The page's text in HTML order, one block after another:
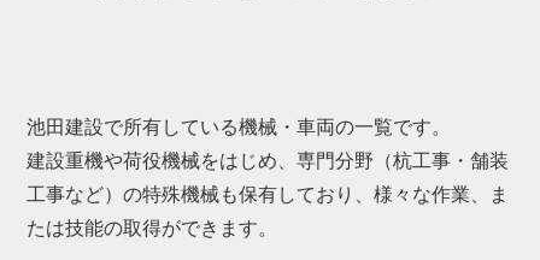
池田建設で所有している機械・車両の一覧です。
建設重機や荷役機械をはじめ、専門分野（杭工事・舗装
工事など）の特殊機械も保有しており、様々な作業、ま
たは技能の取得ができます。